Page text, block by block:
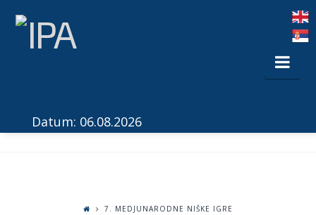
Datum: 06.08.2026
7. MEDJUNARODNE NIŠKE IGRE